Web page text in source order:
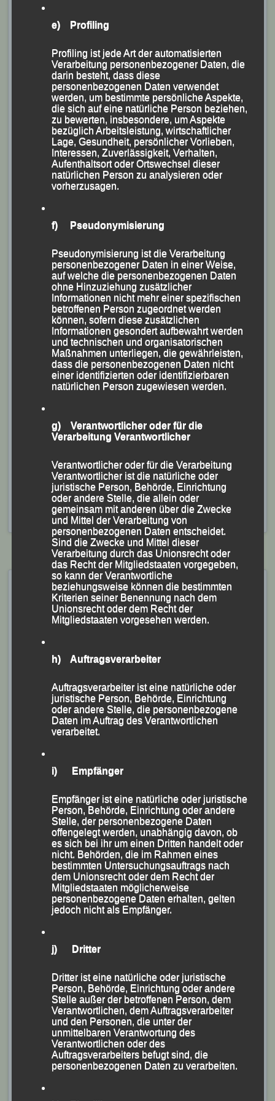
Gesamtklassement Rang Neun und den Sieg in seiner
AK M 50 bedeutete.
Das erfolgreiche LG-Duo Markus Siegerstetter (li.) und
Sascha Jäger
Foto: K.S.
VeröffentlichtinAktuelles,Archiv 2024| Markiert mit
Gäuboden-Festlauf Straubing,Markus Siegerstetter ,
Straubing
Gäuboden-Festlauf
Straubing, 15. August 2019
Veröffentlicht am15. August 2019vonlgpassau
Florian Stelzle gewinnt Straubinger
– Markus Siegerstetter Schnellster auf der 5-km-
Distanz –
Straubinger Gäubodenfestlauf-Sieger Florian Stelzle.
(KS.) Mit seinem Sieg beim „37. Gäubodenfestlauf“
e) Profiling
Profiling ist jede Art der automatisierten
Verarbeitung personenbezogener Daten, die
darin besteht, dass diese
personenbezogenen Daten verwendet
werden, um bestimmte persönliche Aspekte,
die sich auf eine natürliche Person beziehen,
zu bewerten, insbesondere, um Aspekte
bezüglich Arbeitsleistung, wirtschaftlicher
Lage, Gesundheit, persönlicher Vorlieben,
Interessen, Zuverlässigkeit, Verhalten,
Aufenthaltsort oder Ortswechsel dieser
natürlichen Person zu analysieren oder
vorherzusagen.
f) Pseudonymisierung
Pseudonymisierung ist die Verarbeitung
personenbezogener Daten in einer Weise,
auf welche die personenbezogenen Daten
ohne Hinzuziehung zusätzlicher
Informationen nicht mehr einer spezifischen
betroffenen Person zugeordnet werden
können, sofern diese zusätzlichen
Informationen gesondert aufbewahrt werden
und technischen und organisatorischen
Maßnahmen unterliegen, die gewährleisten,
dass die personenbezogenen Daten nicht
einer identifizierten oder identifizierbaren
natürlichen Person zugewiesen werden.
g) Verantwortlicher oder für die
Verarbeitung Verantwortlicher
Verantwortlicher oder für die Verarbeitung
Verantwortlicher ist die natürliche oder
juristische Person, Behörde, Einrichtung
oder andere Stelle, die allein oder
gemeinsam mit anderen über die Zwecke
und Mittel der Verarbeitung von
personenbezogenen Daten entscheidet.
Sind die Zwecke und Mittel dieser
Verarbeitung durch das Unionsrecht oder
das Recht der Mitgliedstaaten vorgegeben,
so kann der Verantwortliche
beziehungsweise können die bestimmten
Kriterien seiner Benennung nach dem
Unionsrecht oder dem Recht der
Mitgliedstaaten vorgesehen werden.
h) Auftragsverarbeiter
Auftragsverarbeiter ist eine natürliche oder
juristische Person, Behörde, Einrichtung
oder andere Stelle, die personenbezogene
Daten im Auftrag des Verantwortlichen
verarbeitet.
i) Empfänger
Empfänger ist eine natürliche oder juristische
Person, Behörde, Einrichtung oder andere
Stelle, der personenbezogene Daten
offengelegt werden, unabhängig davon, ob
es sich bei ihr um einen Dritten handelt oder
nicht. Behörden, die im Rahmen eines
bestimmten Untersuchungsauftrags nach
dem Unionsrecht oder dem Recht der
Mitgliedstaaten möglicherweise
personenbezogene Daten erhalten, gelten
jedoch nicht als Empfänger.
j) Dritter
Dritter ist eine natürliche oder juristische
Person, Behörde, Einrichtung oder andere
Stelle außer der betroffenen Person, dem
Verantwortlichen, dem Auftragsverarbeiter
und den Personen, die unter der
unmittelbaren Verantwortung des
Verantwortlichen oder des
Auftragsverarbeiters befugt sind, die
personenbezogenen Daten zu verarbeiten.